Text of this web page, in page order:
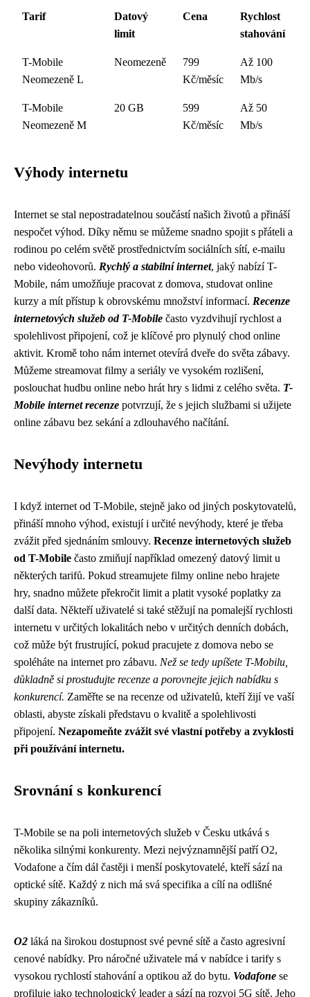
Tarif
Datový
limit
Cena
Rychlost
stahování
T-Mobile
Neomezeně L
Neomezeně
799
Kč/měsíc
Až 100
Mb/s
T-Mobile
Neomezeně M
20 GB
599
Kč/měsíc
Až 50
Mb/s
Výhody internetu
Internet se stal nepostradatelnou součástí našich životů a přináší
nespočet výhod. Díky němu se můžeme snadno spojit s přáteli a
rodinou po celém světě prostřednictvím sociálních sítí, e-mailu
nebo videohovorů. Rychlý a stabilní internet, jaký nabízí T-
Mobile, nám umožňuje pracovat z domova, studovat online
kurzy a mít přístup k obrovskému množství informací. Recenze
internetových služeb od T-Mobile často vyzdvihují rychlost a
spolehlivost připojení, což je klíčové pro plynulý chod online
aktivit. Kromě toho nám internet otevírá dveře do světa zábavy.
Můžeme streamovat filmy a seriály ve vysokém rozlišení,
poslouchat hudbu online nebo hrát hry s lidmi z celého světa. T-
Mobile internet recenze potvrzují, že s jejich službami si užijete
online zábavu bez sekání a zdlouhavého načítání.
Nevýhody internetu
I když internet od T-Mobile, stejně jako od jiných poskytovatelů,
přináší mnoho výhod, existují i určité nevýhody, které je třeba
zvážit před sjednáním smlouvy. Recenze internetových služeb
od T-Mobile často zmiňují například omezený datový limit u
některých tarifů. Pokud streamujete filmy online nebo hrajete
hry, snadno můžete překročit limit a platit vysoké poplatky za
další data. Někteří uživatelé si také stěžují na pomalejší rychlosti
internetu v určitých lokalitách nebo v určitých denních dobách,
což může být frustrující, pokud pracujete z domova nebo se
spoléháte na internet pro zábavu. Než se tedy upíšete T-Mobilu,
důkladně si prostudujte recenze a porovnejte jejich nabídku s
konkurencí. Zaměřte se na recenze od uživatelů, kteří žijí ve vaší
oblasti, abyste získali představu o kvalitě a spolehlivosti
připojení. Nezapomeňte zvážit své vlastní potřeby a zvyklosti
při používání internetu.
Srovnání s konkurencí
T-Mobile se na poli internetových služeb v Česku utkává s
několika silnými konkurenty. Mezi nejvýznamnější patří O2,
Vodafone a čím dál častěji i menší poskytovatelé, kteří sází na
optické sítě. Každý z nich má svá specifika a cílí na odlišné
skupiny zákazníků.
O2 láká na širokou dostupnost své pevné sítě a často agresivní
cenové nabídky. Pro náročné uživatele má v nabídce i tarify s
vysokou rychlostí stahování a optikou až do bytu. Vodafone se
profiluje jako technologický leader a sází na rozvoj 5G sítě. Jeho